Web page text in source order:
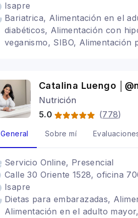
Isapre
Bariatrica, Alimentación en el
diabéticos, Alimentación con
veganismo, SIBO, Alimentación
Catalina Luengo
Nutrición
5.0
(778)
General Sobre mí
Servicio Online, Presencial
Calle 30 Oriente 1528, oficina
Isapre
Dietas para embarazadas,
Alimentación en el adulto